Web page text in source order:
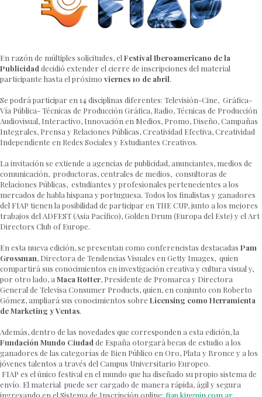
En razón de múltiples solicitudes, el Festival Iberoamericano de la
Publicidad decidió extender el cierre de inscripciones del material
participante hasta el próximo viernes 10 de abril.
Se podrá participar en 14 disciplinas diferentes: Televisión-Cine, Gráfica-
Vía Pública- Técnicas de Producción Gráfica, Radio, Técnicas de Producción
Audiovisual, Interactivo, Innovación en Medios, Promo, Diseño, Campañas
Integrales, Prensa y Relaciones Públicas, Creatividad Efectiva, Creatividad
Independiente en Redes Sociales y Estudiantes Creativos.
La invitación se extiende a agencias de publicidad, anunciantes, medios de
comunicación, productoras, centrales de medios, consultoras de
Relaciones Públicas, estudiantes y profesionales pertenecientes a los
mercados de habla hispana y portuguesa. Todos los finalistas y ganadores
del FIAP tienen la posibilidad de participar en THE CUP, junto a los mejores
trabajos del ADFEST (Asia Pacífico), Golden Drum (Europa del Este) y el Art
Directors Club of Europe.
En esta nueva edición, se presentan como conferencistas destacadas Pam
Grossman, Directora de Tendencias Visuales en Getty Images, quien
compartirá sus conocimientos en investigación creativa y cultura visual y,
por otro lado, a Maca Rotter, Presidente de Promarca y Directora
General de Televisa Consumer Products, quien, en conjunto con Roberto
Gómez, ampliará sus conocimientos sobre Licensing como Herramienta
de Marketing y Ventas.
Además, dentro de las novedades que corresponden a esta edición, la
Fundación Mundo Ciudad de España otorgará becas de estudio a los
ganadores de las categorías de Bien Público en Oro, Plata y Bronce y a los
jóvenes talentos a través del Campus Universitario Europeo.
FIAP es el único festival en el mundo que ha diseñado su propio sistema de
envío. El material puede ser cargado de manera rápida, ágil y segura